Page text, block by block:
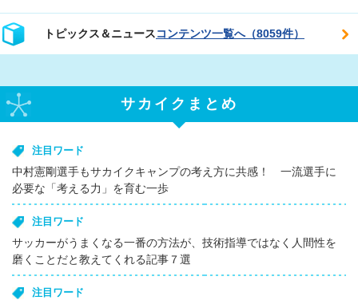
トピックス＆ニュースコンテンツ一覧へ（8059件）
サカイクまとめ
注目ワード
中村憲剛選手もサカイクキャンプの考え方に共感！ 一流選手に
必要な「考える力」を育む一歩
注目ワード
サッカーがうまくなる一番の方法が、技術指導ではなく人間性を
磨くことだと教えてくれる記事７選
注目ワード